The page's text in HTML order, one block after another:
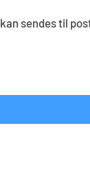
sendes til